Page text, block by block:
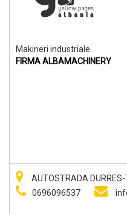
Makineri industriale
FIRMA ALBAMACHINERY
AUTOSTRADA
0696096537